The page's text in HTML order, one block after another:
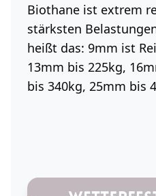
Biothane ist extrem
stärksten
heißt das: 9mm ist
13mm bis 225kg,
bis 340kg, 25mm bis